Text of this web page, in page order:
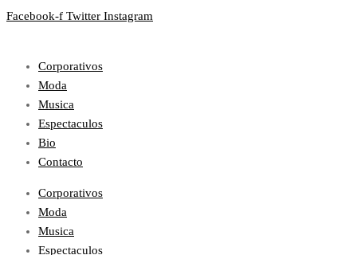
Facebook-f Twitter Instagram
Corporativos
Moda
Musica
Espectaculos
Bio
Contacto
Corporativos
Moda
Musica
Espectaculos